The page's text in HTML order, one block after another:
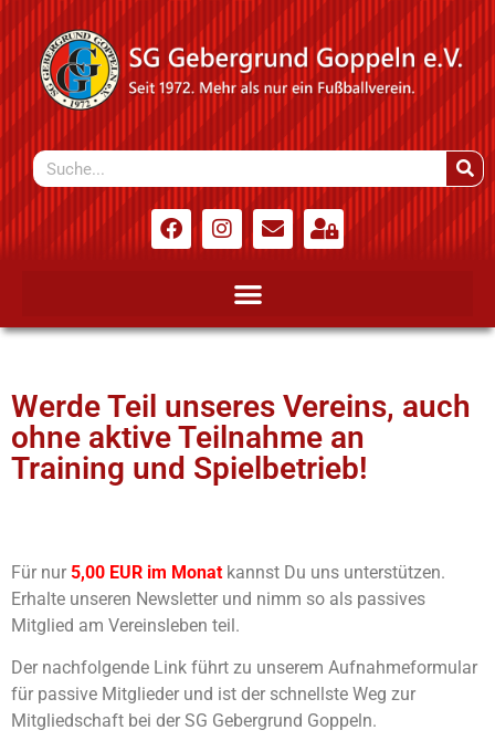
Werde Teil unseres Vereins, auch
ohne aktive Teilnahme an
Training und Spielbetrieb!
Für nur 5,00 EUR im Monat kannst Du uns unterstützen.
Erhalte unseren Newsletter und nimm so als passives
Mitglied am Vereinsleben teil.
Der nachfolgende Link führt zu unserem Aufnahmeformular
für passive Mitglieder und ist der schnellste Weg zur
Mitgliedschaft bei der SG Gebergrund Goppeln.